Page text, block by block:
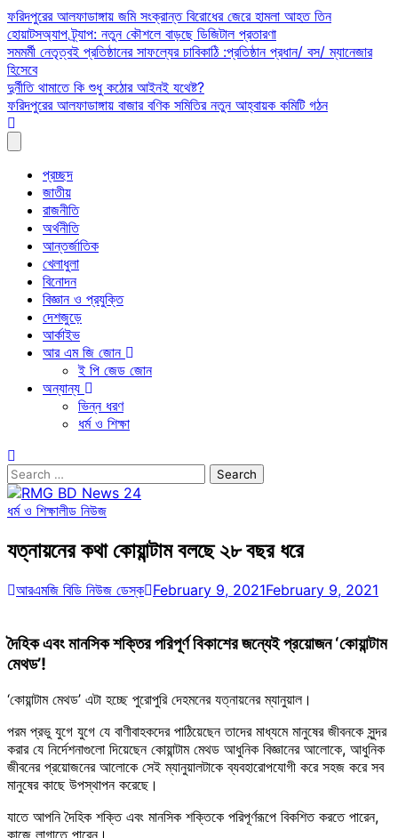
Skip
to
content
ফরিদপুরের আলফাডাঙ্গায় জমি সংক্রান্ত বিরোধের জেরে হামলা আহত তিন
হোয়াটসঅ্যাপ ট্র্যাপ: নতুন কৌশলে বাড়ছে ডিজিটাল প্রতারণা
সমমর্মী নেতৃত্বই প্রতিষ্ঠানের সাফল্যের চাবিকাঠি :প্রতিষ্ঠান প্রধান/ বস/ ম্যানেজার
হিসেবে
দুর্নীতি থামাতে কি শুধু কঠোর আইনই যথেষ্ট?
ফরিদপুরের আলফাডাঙ্গায় বাজার বণিক সমিতির নতুন আহ্বায়ক কমিটি গঠন
প্রচ্ছদ
জাতীয়
রাজনীতি
অর্থনীতি
আন্তর্জাতিক
খেলাধুলা
বিনোদন
বিজ্ঞান ও প্রযুক্তি
দেশজুড়ে
আর্কাইভ
আর এম জি জোন
ই পি জেড জোন
অন্যান্য
ভিন্ন ধরণ
ধর্ম ও শিক্ষা
Search
for:
ধর্ম ও শিক্ষালীড নিউজ
যত্নায়নের কথা কোয়ান্টাম বলছে ২৮ বছর ধরে
আরএমজি বিডি নিউজ ডেস্ক February 9, 2021February 9, 2021
দৈহিক এবং মানসিক শক্তির পরিপূর্ণ বিকাশের জন্যেই প্রয়োজন ‘কোয়ান্টাম
মেথড’!
‘কোয়ান্টাম মেথড’ এটা হচ্ছে পুরোপুরি দেহমনের যত্নায়নের ম্যানুয়াল।
পরম প্রভু যুগে যুগে যে বাণীবাহকদের পাঠিয়েছেন তাদের মাধ্যমে মানুষের জীবনকে সুন্দর
করার যে নির্দেশনাগুলো দিয়েছেন কোয়ান্টাম মেথড আধুনিক বিজ্ঞানের আলোকে, আধুনিক
জীবনের প্রয়োজনের আলোকে সেই ম্যানুয়ালটাকে ব্যবহারোপযোগী করে সহজ করে সব
মানুষের কাছে উপস্থাপন করেছে।
যাতে আপনি দৈহিক শক্তি এবং মানসিক শক্তিকে পরিপূর্ণরূপে বিকশিত করতে পারেন,